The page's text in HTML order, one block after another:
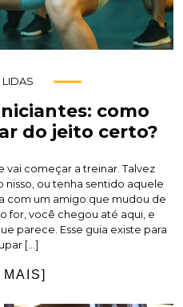
LIDAS
como
do jeito certo?
começar a treinar. Talvez
nisso, ou tenha sentido aquele
com um amigo que mudou de
for, você chegou até aqui, e
parece. Esse guia existe para
[…]